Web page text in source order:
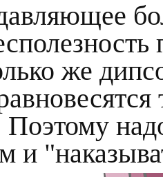
же
Поэтому
и